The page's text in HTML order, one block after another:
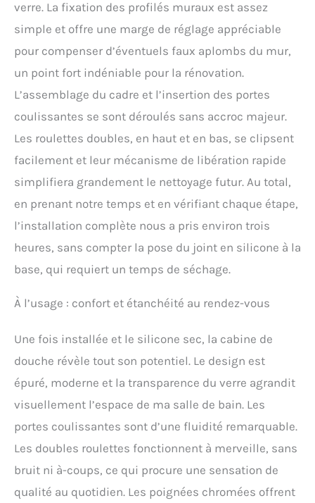
verre. La fixation des profilés muraux est assez
simple et offre une marge de réglage appréciable
pour compenser d’éventuels faux aplombs du mur,
un point fort indéniable pour la rénovation.
L’assemblage du cadre et l’insertion des portes
coulissantes se sont déroulés sans accroc majeur.
Les roulettes doubles, en haut et en bas, se clipsent
facilement et leur mécanisme de libération rapide
simplifiera grandement le nettoyage futur. Au total,
en prenant notre temps et en vérifiant chaque étape,
l’installation complète nous a pris environ trois
heures, sans compter la pose du joint en silicone à la
base, qui requiert un temps de séchage.
À l’usage : confort et étanchéité au rendez-vous
Une fois installée et le silicone sec, la cabine de
douche révèle tout son potentiel. Le design est
épuré, moderne et la transparence du verre agrandit
visuellement l’espace de ma salle de bain. Les
portes coulissantes sont d’une fluidité remarquable.
Les doubles roulettes fonctionnent à merveille, sans
bruit ni à-coups, ce qui procure une sensation de
qualité au quotidien. Les poignées chromées offrent